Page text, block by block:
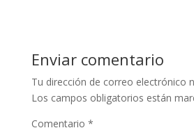
Enviar comentario
Tu dirección de correo electrónico
Los campos obligatorios están
Comentario *